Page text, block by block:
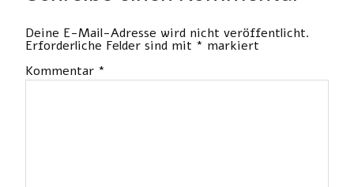
Deine E-Mail-Adresse wird nicht veröffentlicht.
Erforderliche Felder sind mit * markiert
Kommentar *